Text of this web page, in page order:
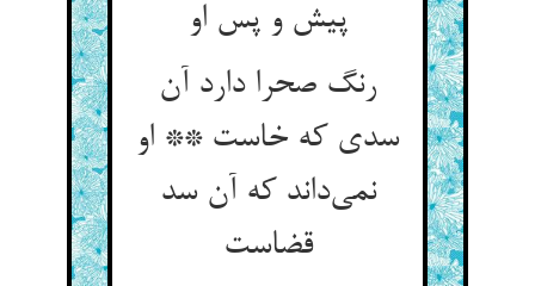
پیش و پس او
رنگ صحرا دارد آن
سدی که خاست ** او
نمی‌‌داند که آن سد
قضاست‌‌